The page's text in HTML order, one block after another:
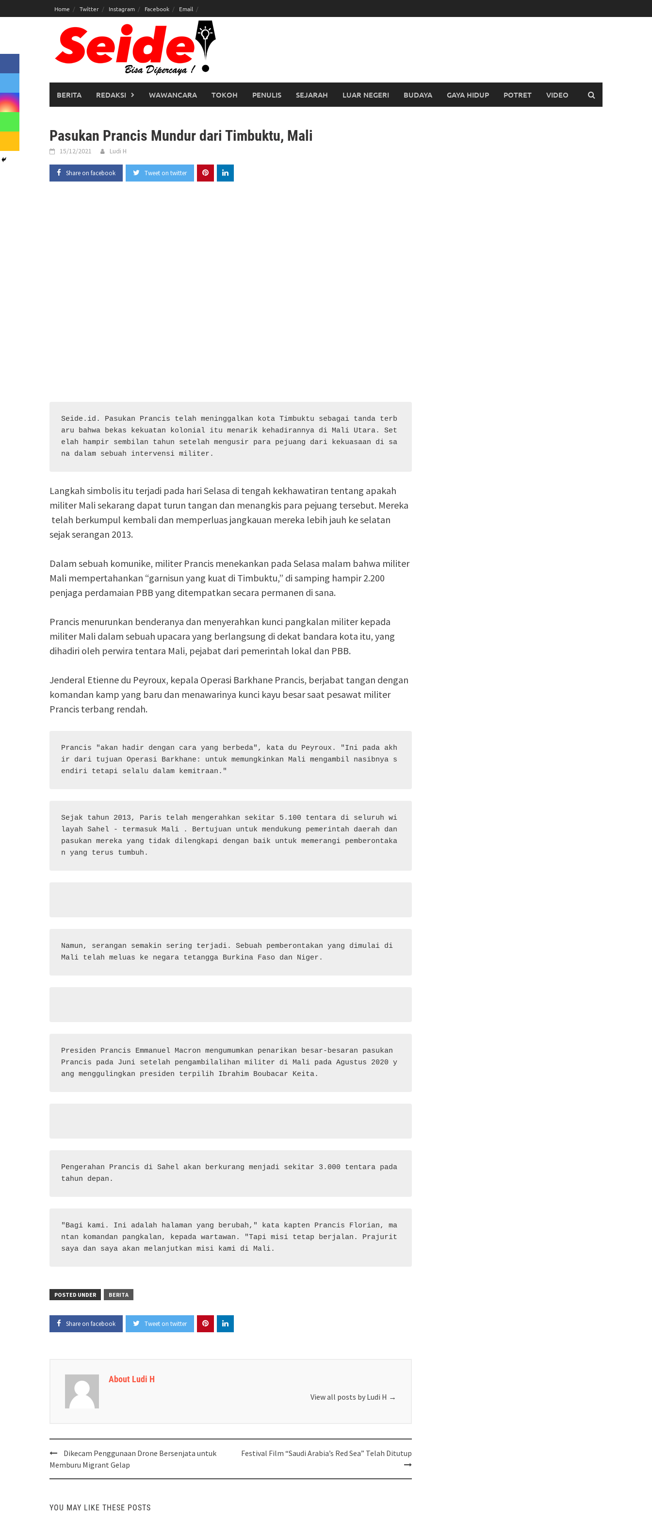
to
Home Twitter Instagram Facebook Email
BERITA REDAKSI WAWANCARA TOKOH PENULIS SEJARAH LUAR NEGERI BUDAYA GAYA HIDUP POTRET VIDEO
Pasukan Prancis Mundur dari Timbuktu, Mali
15/12/2021 Ludi H
Share on facebook Tweet on twitter
Seide.id. Pasukan Prancis telah meninggalkan kota Timbuktu sebagai tanda terb
aru bahwa bekas kekuatan kolonial itu menarik kehadirannya di Mali Utara. Set
elah hampir sembilan tahun setelah mengusir para pejuang dari kekuasaan di sa
na dalam sebuah intervensi militer.
Langkah simbolis itu terjadi pada hari Selasa di tengah kekhawatiran tentang apakah
militer Mali sekarang dapat turun tangan dan menangkis para pejuang tersebut. Mereka
telah berkumpul kembali dan memperluas jangkauan mereka lebih jauh ke selatan
sejak serangan 2013.
Dalam sebuah komunike, militer Prancis menekankan pada Selasa malam bahwa militer
Mali mempertahankan “garnisun yang kuat di Timbuktu,” di samping hampir 2.200
penjaga perdamaian PBB yang ditempatkan secara permanen di sana.
Prancis menurunkan benderanya dan menyerahkan kunci pangkalan militer kepada
militer Mali dalam sebuah upacara yang berlangsung di dekat bandara kota itu, yang
dihadiri oleh perwira tentara Mali, pejabat dari pemerintah lokal dan PBB.
Jenderal Etienne du Peyroux, kepala Operasi Barkhane Prancis, berjabat tangan dengan
komandan kamp yang baru dan menawarinya kunci kayu besar saat pesawat militer
Prancis terbang rendah.
Prancis "akan hadir dengan cara yang berbeda", kata du Peyroux. "Ini pada akh
ir dari tujuan Operasi Barkhane: untuk memungkinkan Mali mengambil nasibnya s
endiri tetapi selalu dalam kemitraan."
Sejak tahun 2013, Paris telah mengerahkan sekitar 5.100 tentara di seluruh wi
layah Sahel - termasuk Mali . Bertujuan untuk mendukung pemerintah daerah dan
pasukan mereka yang tidak dilengkapi dengan baik untuk memerangi pemberontaka
n yang terus tumbuh.
Namun, serangan semakin sering terjadi. Sebuah pemberontakan yang dimulai di
Mali telah meluas ke negara tetangga Burkina Faso dan Niger.
Presiden Prancis Emmanuel Macron mengumumkan penarikan besar-besaran pasukan
Prancis pada Juni setelah pengambilalihan militer di Mali pada Agustus 2020 y
ang menggulingkan presiden terpilih Ibrahim Boubacar Keita.
Pengerahan Prancis di Sahel akan berkurang menjadi sekitar 3.000 tentara pada
tahun depan.
"Bagi kami. Ini adalah halaman yang berubah," kata kapten Prancis Florian, ma
ntan komandan pangkalan, kepada wartawan. "Tapi misi tetap berjalan. Prajurit
saya dan saya akan melanjutkan misi kami di Mali.
POSTED UNDER BERITA
Share on facebook Tweet on twitter
About Ludi H
View all posts by Ludi H →
Post
navigation
Dikecam Penggunaan Drone Bersenjata untuk
Memburu Migrant Gelap
Festival Film “Saudi Arabia’s Red Sea” Telah Ditutup
YOU MAY LIKE THESE POSTS